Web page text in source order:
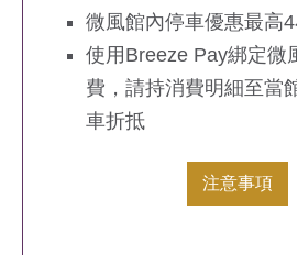
微風館內停車優惠最高
使用Breeze Pay綁定微
費，請持消費明細至當
車折抵
注意事項